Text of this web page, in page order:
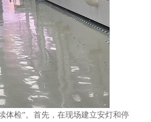
体检”。首先，在现场建立安灯和停